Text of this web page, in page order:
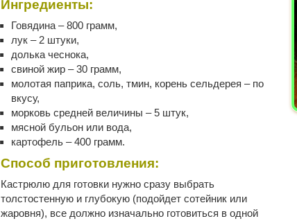
Ингредиенты:
Говядина – 800 грамм,
лук – 2 штуки,
долька чеснока,
свиной жир – 30 грамм,
молотая паприка, соль, тмин, корень сельдерея – по
вкусу,
морковь средней величины – 5 штук,
мясной бульон или вода,
картофель – 400 грамм.
Способ приготовления:
Кастрюлю для готовки нужно сразу выбрать
толстостенную и глубокую (подойдет сотейник или
жаровня), все должно изначально готовиться в одной